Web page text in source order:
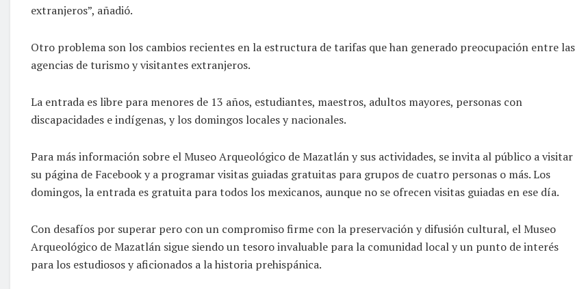
extranjeros”, añadió.
Otro problema son los cambios recientes en la estructura de tarifas que han generado preocupación entre las
agencias de turismo y visitantes extranjeros.
La entrada es libre para menores de 13 años, estudiantes, maestros, adultos mayores, personas con
discapacidades e indígenas, y los domingos locales y nacionales.
Para más información sobre el Museo Arqueológico de Mazatlán y sus actividades, se invita al público a visitar
su página de Facebook y a programar visitas guiadas gratuitas para grupos de cuatro personas o más. Los
domingos, la entrada es gratuita para todos los mexicanos, aunque no se ofrecen visitas guiadas en ese día.
Con desafíos por superar pero con un compromiso firme con la preservación y difusión cultural, el Museo
Arqueológico de Mazatlán sigue siendo un tesoro invaluable para la comunidad local y un punto de interés
para los estudiosos y aficionados a la historia prehispánica.